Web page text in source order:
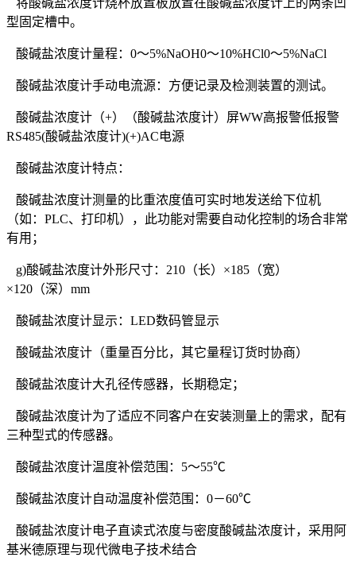
型固定槽中。
酸碱盐浓度计量程：0～5%NaOH0～10%HCl0～5%NaCl
酸碱盐浓度计手动电流源：方便记录及检测装置的测试。
酸碱盐浓度计（+）（酸碱盐浓度计）屏WW高报警低报警
RS485(酸碱盐浓度计)(+)AC电源
酸碱盐浓度计特点：
酸碱盐浓度计测量的比重浓度值可实时地发送给下位机
（如：PLC、打印机），此功能对需要自动化控制的场合非常
有用；
g)酸碱盐浓度计外形尺寸：210（长）×185（宽）
×120（深）mm
酸碱盐浓度计显示：LED数码管显示
酸碱盐浓度计（重量百分比，其它量程订货时协商）
酸碱盐浓度计大孔径传感器，长期稳定；
酸碱盐浓度计为了适应不同客户在安装测量上的需求，配有
三种型式的传感器。
酸碱盐浓度计温度补偿范围：5～55℃
酸碱盐浓度计自动温度补偿范围：0－60℃
酸碱盐浓度计电子直读式浓度与密度酸碱盐浓度计，采用阿
基米德原理与现代微电子技术结合